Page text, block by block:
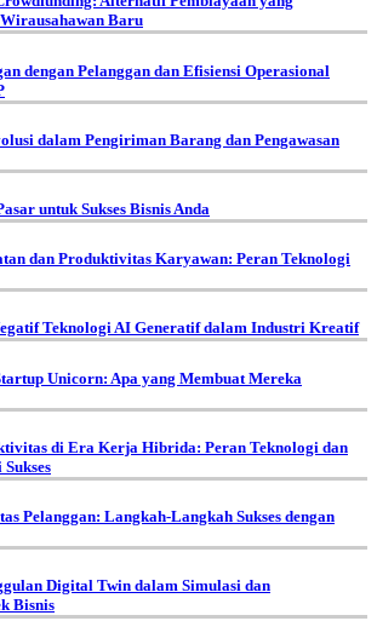
Baru
dengan Pelanggan dan Efisiensi Operasional
dalam Pengiriman Barang dan Pengawasan
untuk Sukses Bisnis Anda
dan Produktivitas Karyawan: Peran Teknologi
Teknologi AI Generatif dalam Industri Kreatif
Unicorn: Apa yang Membuat Mereka
di Era Kerja Hibrida: Peran Teknologi dan
Pelanggan: Langkah-Langkah Sukses dengan
Digital Twin dalam Simulasi dan
Bisnis